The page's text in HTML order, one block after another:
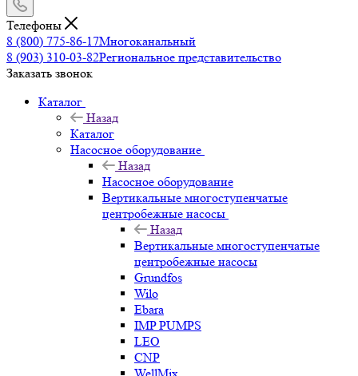
Телефоны
8 (800) 775-86-17Многоканальный
8 (903) 310-03-82Региональное представительство
Заказать звонок
Каталог
Назад
Каталог
Насосное оборудование
Назад
Насосное оборудование
Вертикальные многоступенчатые
центробежные насосы
Назад
Вертикальные многоступенчатые
центробежные насосы
Grundfos
Wilo
Ebara
IMP PUMPS
LEO
CNP